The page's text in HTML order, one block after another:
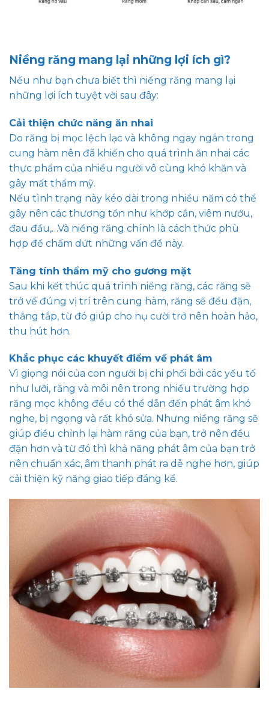
Niềng răng mang lại những lợi ích gì?
Nếu như bạn chưa biết thì niềng răng mang lại
những lợi ích tuyệt vời sau đây:
Cải thiện chức năng ăn nhai
Do răng bị mọc lệch lạc và không ngay ngắn trong
cung hàm nên đã khiến cho quá trình ăn nhai các
thực phẩm của nhiều người vô cùng khó khăn và
gây mất thẩm mỹ.
Nếu tình trạng này kéo dài trong nhiều năm có thể
gây nên các thương tổn như khớp cắn, viêm nướu,
đau đầu,…Và niềng răng chính là cách thức phù
hợp để chấm dứt những vấn đề này.
Tăng tính thẩm mỹ cho gương mặt
Sau khi kết thúc quá trình niềng răng, các răng sẽ
trở về đúng vị trí trên cung hàm, răng sẽ đều đặn,
thẳng tắp, từ đó giúp cho nụ cười trở nên hoàn hảo,
thu hút hơn.
Khắc phục các khuyết điểm về phát âm
Vì giọng nói của con người bị chi phối bởi các yếu tố
như lưỡi, răng và môi nên trong nhiều trường hợp
răng mọc không đều có thể dẫn đến phát âm khó
nghe, bị ngọng và rất khó sửa. Nhưng niềng răng sẽ
giúp điều chỉnh lại hàm răng của bạn, trở nên đều
đặn hơn và từ đó thì khả năng phát âm của bạn trở
nên chuẩn xác, âm thanh phát ra dễ nghe hơn, giúp
cải thiện kỹ năng giao tiếp đáng kể.